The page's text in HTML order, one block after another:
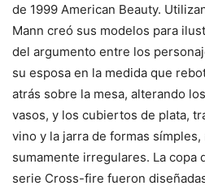
de 1999 American Beauty.
Mann creó sus modelos para
del argumento entre los
su esposa en la medida que
atrás sobre la mesa, alterando
vasos, y los cubiertos de plata,
vino y la jarra de formas
sumamente irregulares. La copa
serie Cross-fire fueron